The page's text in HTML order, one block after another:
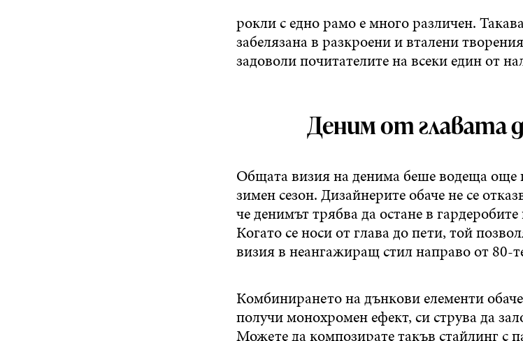
рокли с едно рамо е много различен.
забелязана в разкроени и вталени
задоволи почитателите на всеки един от
Деним от главата
Общата визия на денима беше водеща още
зимен сезон. Дизайнерите обаче не се
че денимът трябва да остане в
Когато се носи от глава до пети, той
визия в неангажиращ стил направо от 80-
Комбинирането на дънкови елементи обаче
получи монохромен ефект, си струва да
Можете да композирате такъв стайлинг с